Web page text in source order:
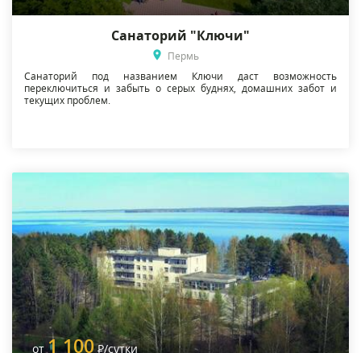
Санаторий "Ключи"
Пермь
Санаторий под названием Ключи даст возможность
переключиться и забыть о серых буднях, домашних забот и
текущих проблем.
от1 100 Р/сутки